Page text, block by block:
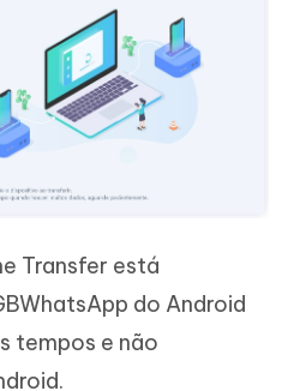
Transfer está
do Android
tempos e não